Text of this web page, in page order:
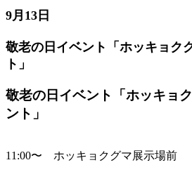
9月13日
敬老の日イベント「ホッキョク
ト」
敬老の日イベント「ホッキョ
ント」
11:00〜 ホッキョクグマ展示場前